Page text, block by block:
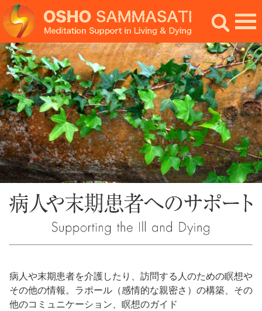
病人や末期患者を介護したり、訪問する人のための瞑想や
その他の情報。ラポール（感情的な親密さ）の構築、その
他のコミュニケーション、瞑想のガイド